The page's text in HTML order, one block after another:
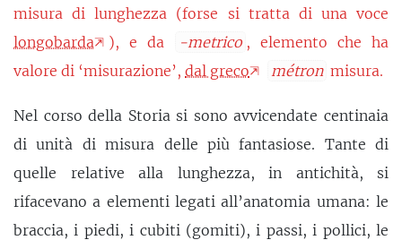
misura di lunghezza (forse si tratta di una voce
longobarda
), e da -metrico , elemento che ha
valore di ‘misurazione’, dal greco métron misura.
Nel corso della Storia si sono avvicendate centinaia
di unità di misura delle più fantasiose. Tante di
quelle relative alla lunghezza, in antichità, si
rifacevano a elementi legati all’anatomia umana: le
braccia, i piedi, i cubiti (gomiti), i passi, i pollici, le